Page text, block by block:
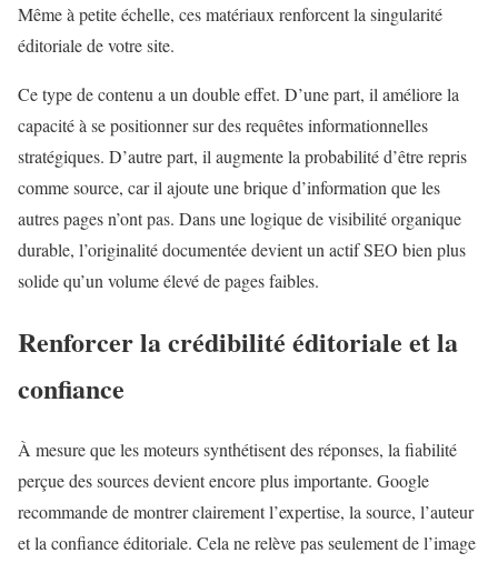
Même à petite échelle, ces matériaux renforcent la singularité
éditoriale de votre site.
Ce type de contenu a un double effet. D’une part, il améliore la
capacité à se positionner sur des requêtes informationnelles
stratégiques. D’autre part, il augmente la probabilité d’être repris
comme source, car il ajoute une brique d’information que les
autres pages n’ont pas. Dans une logique de visibilité organique
durable, l’originalité documentée devient un actif SEO bien plus
solide qu’un volume élevé de pages faibles.
Renforcer la crédibilité éditoriale et la
confiance
À mesure que les moteurs synthétisent des réponses, la fiabilité
perçue des sources devient encore plus importante. Google
recommande de montrer clairement l’expertise, la source, l’auteur
et la confiance éditoriale. Cela ne relève pas seulement de l’image